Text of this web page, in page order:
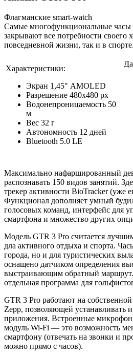
Флагманские smart-watch
Самые многофункциональные часы
закрывают все потребности своего
повседневной жизни, так и в спорте.
Характеристики:
Экран 1,45″ AMOLED
Разрешение 480х480 рх
Водонепроницаемость 50
м
Вес 32 г
Автономность 12 дней
Bluetooth 5.0 LE
Максимально нафаршированный
распознавать 150 видов занятий.
трекер активности BioTracker (уже
Функционал дополняет умный
голосовых команд, интерфейс для
смартфона и множество других
Модель GTR 3 Pro считается
дла активного отдыха и спорта.
города, но и для туристических
оснащено датчиком определения
выстраивающим обратный
отдельная программа для
GTR 3 Pro работают на
Zepp, позволяющей устанавливать
приложения. Встроенные
модуль Wi-Fi — это возможность
смартфону (отвечать на звонки и
можно прямо с часов).